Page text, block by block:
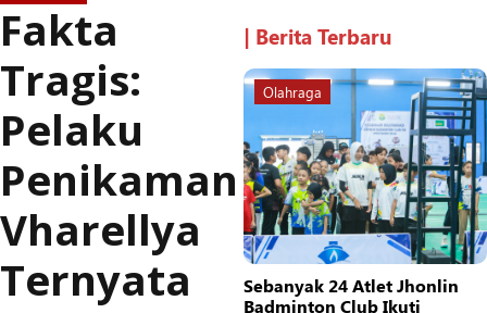
Fakta
Tragis:
Pelaku
Penikaman
Vharellya
Ternyata
| Berita Terbaru
Olahraga
Sebanyak 24 Atlet Jhonlin
Badminton Club Ikuti